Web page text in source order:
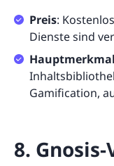
Preis:
Dienste sind
Gamification,
8.